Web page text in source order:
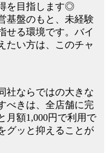
を目指します◎
基盤のもと、未経験
せる環境です。バイ
たい方は、このチャ
社ならではの大きな
べきは、全店舗に完
月額1,000円で利用で
グッと抑えることが